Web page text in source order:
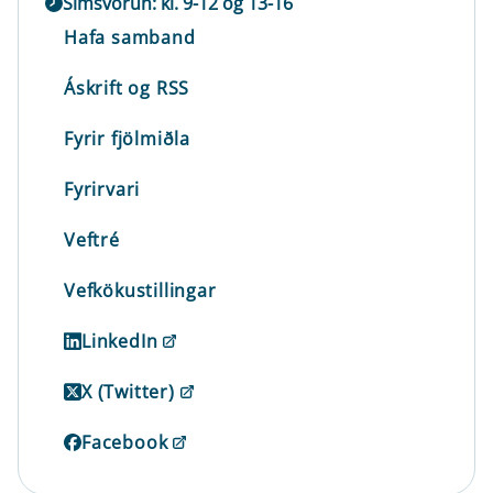
Hafa samband
Áskrift og RSS
Fyrir fjölmiðla
Fyrirvari
Veftré
Vefkökustillingar
LinkedIn
X (Twitter)
Facebook